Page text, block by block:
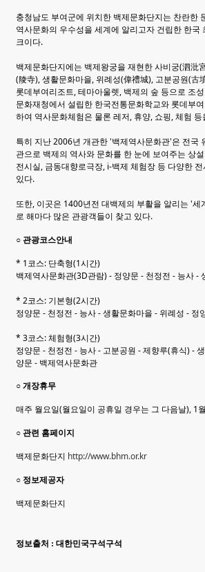
충청남도 부여군에 위치한 백제문화단지는 찬란한
역사문화의 우수성을 세계에 알리고자 건립한 한국
크이다.
백제문화단지에는 백제왕궁을 재현한 사비궁(泗沘
(陵寺), 생활문화마을, 위례성(偉禮城), 고분공원(古
롯데부여리조트, 테마아울렛, 백제의 숲 등으로 조
문화재청에서 설립한 한국전통문화학교와 롯데부
하여 역사문화체험은 물론 레저, 휴양, 쇼핑, 체험
특히 지난 2006년 개관한 '백제역사문화관'은 전국
관으로 백제의 역사와 문화를 한 눈에 보여주는 상
전시실, 금동대향로극장, i-백제 체험장 등 다양한
있다.
또한, 이곳은 1400년전 대백제의 부활을 알리는 '세
로 해마다 많은 관광객들이 찾고 있다.
○ 관광코스안내
* 1코스: 단축형(1시간)
백제역사문화관(3D관람) - 정양문 - 천정전 - 능사 -
* 2코스: 기본형(2시간)
정양문 - 천정전 - 능사 - 생활문화마을 - 위례성 - 정
* 3코스: 체험형(3시간)
정양문 - 천정전 - 능사 - 고분공원 - 제향루(휴식) -
양문 - 백제역사문화관
○ 개장휴무
매주 월요일(월요일이 공휴일 경우는 그 다음날), 1
○ 관련 홈페이지
백제문화단지 http://www.bhm.or.kr
○ 정보제공자
백제문화단지
정보출처 : 대한민국구석구석